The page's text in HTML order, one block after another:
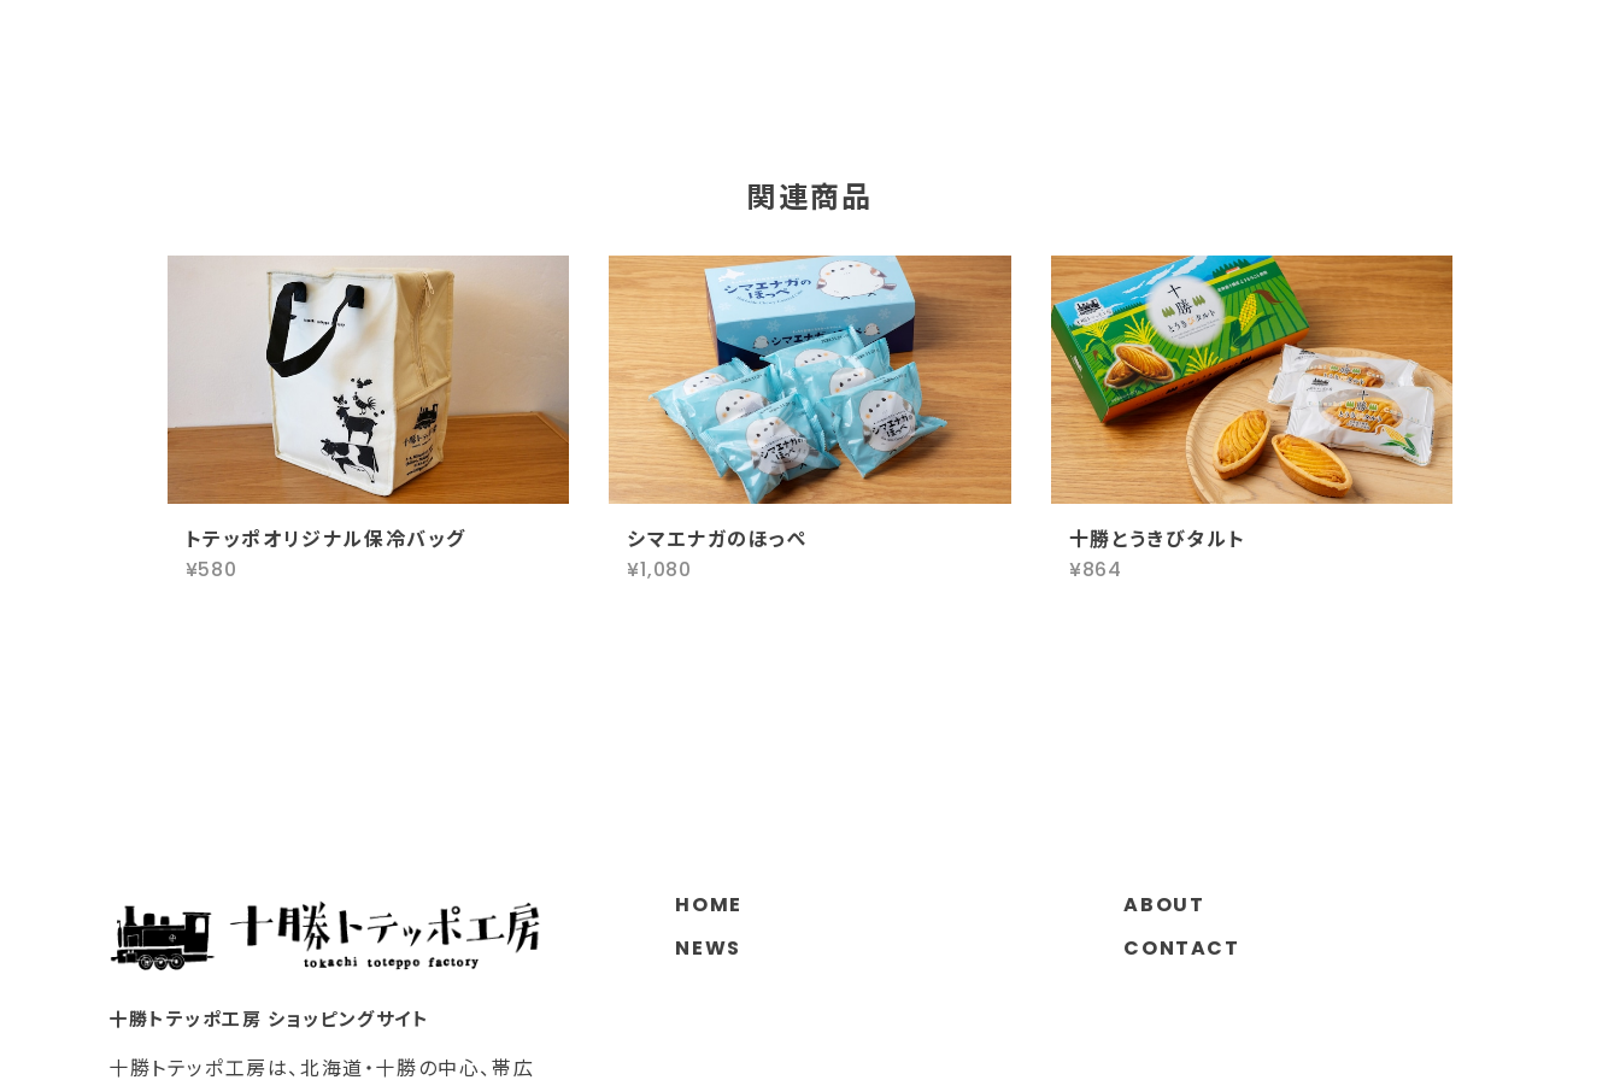
関連商品
トテッポオリジナル保冷バッグ
¥580
シマエナガのほっぺ
¥1,080
十勝とうきびタルト
¥864
十勝トテッポ工房 ショッピングサイト
十勝トテッポ工房は、北海道・十勝の中心、帯広
HOME
ABOUT
NEWS
CONTACT